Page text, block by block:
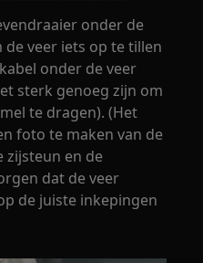
onder de
veer iets op te tillen
onder de veer
sterk genoeg zijn om
te dragen). (Het
foto te maken van de
zijsteun en de
dat de veer
de juiste inkepingen